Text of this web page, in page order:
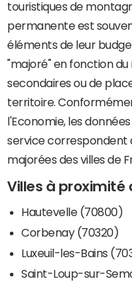
touristiques de
permanente est
éléments de leur
"majoré" en fonction
secondaires ou de
territoire.
l'Economie, les
service correspondent
majorées des villes de
Villes à proximité
Hautevelle (70800)
Corbenay (70320)
Luxeuil-les-Bains
Saint-Loup-sur-